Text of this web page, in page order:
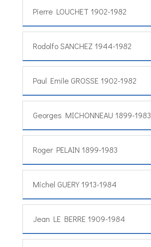
Pierre LOUCHET 1902-1982
Rodolfo SANCHEZ 1944-1982
Paul Emile GROSSE 1902-1982
Georges MICHONNEAU 1899-1983
Roger PELAIN 1899-1983
Michel GUERY 1913-1984
Jean LE BERRE 1909-1984